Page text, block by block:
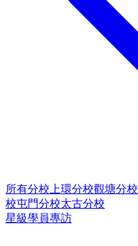
所有分校 上環分校觀塘分校
校屯門分校太古分校
星級學員專訪